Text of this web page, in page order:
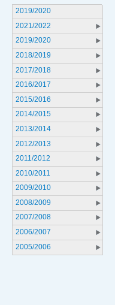
2019/2020
2021/2022
2019/2020
2018/2019
2017/2018
2016/2017
2015/2016
2014/2015
2013/2014
2012/2013
2011/2012
2010/2011
2009/2010
2008/2009
2007/2008
2006/2007
2005/2006